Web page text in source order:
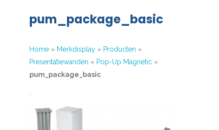
Contactpum_package_basic
Home» Merkdisplay» Producten »
Presentatiewanden » Pop-Up Magnetic»
pum_package_basic
`